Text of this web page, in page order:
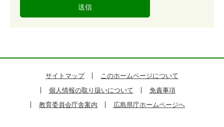
サイトマップ
このホームページについて
個人情報の取り扱いについて
免責事項
教育委員会庁舎案内
広島県庁ホームページへ